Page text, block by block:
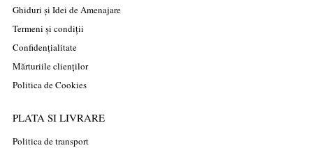
Ghiduri și Idei de Amenajare
Termeni și condiții
Confidențialitate
Mărturiile clienților
Politica de Cookies
PLATA SI LIVRARE
Politica de transport